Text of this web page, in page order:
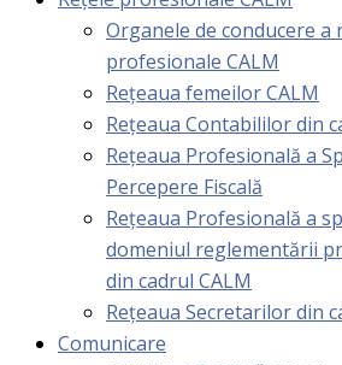
Organele de conducere a
profesionale CALM
Rețeaua femeilor CALM
Rețeaua Contabililor din
Rețeaua Profesională a
Percepere Fiscală
Reţeaua Profesională a
domeniul reglementării
din cadrul CALM
Rețeaua Secretarilor din
Comunicare